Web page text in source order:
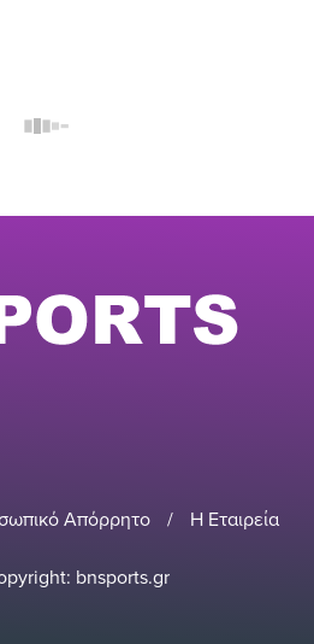
Απόρρητο / Η Εταιρεία
bnsports.gr